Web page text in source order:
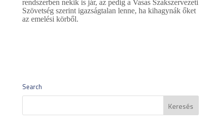
rendszerben nekik is jár, az pedig a Vasas Szakszervezeti
Szövetség szerint igazságtalan lenne, ha kihagynák őket
az emelési körből.
Search